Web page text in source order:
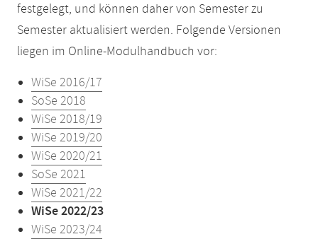
festgelegt, und können daher von Semester zu
Semester aktualisiert werden. Folgende Versionen
liegen im Online-Modulhandbuch vor:
WiSe 2016/17
SoSe 2018
WiSe 2018/19
WiSe 2019/20
WiSe 2020/21
SoSe 2021
WiSe 2021/22
WiSe 2022/23
WiSe 2023/24